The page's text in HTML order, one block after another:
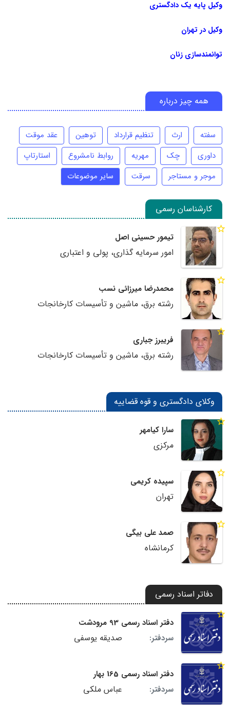
وکیل پایه یک دادگستری
وکیل در تهران
توانمندسازی زنان
همه چیز درباره
سفته ارث تنظیم قرارداد توهین
عقد موقت
داوری
چک مهریه روابط نامشروع
استارتاپ
موجر و مستاجر
سرقت سایر موضوعات
کارشناسان رسمی
تیمور حسینی اصل
امور سرمایه گذاری، پولی و اعتباری
محمدرضا میرزائی نسب
رشته برق، ماشین و تأسیسات کارخانجات
فریبرز جباری
رشته برق، ماشین و تأسیسات کارخانجات
وکلای دادگستری و قوه قضاییه
سارا کیامهر
مرکزی
سپیده کریمی
تهران
صمد علی بیگی
کرمانشاه
دفاتر اسناد رسمی
دفتر اسناد رسمی 93 مرودشت
سردفتر:
صدیقه یوسفی
دفتر اسناد رسمی 165 بهار
سردفتر:
عباس ملکی